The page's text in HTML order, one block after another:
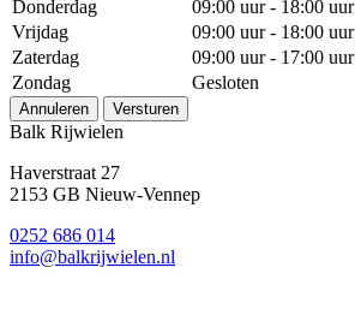
Donderdag
09:00 uur - 18:00 uur
Vrijdag
09:00 uur - 18:00 uur
Zaterdag
09:00 uur - 17:00 uur
Zondag
Gesloten
Annuleren Versturen
Balk Rijwielen
Haverstraat 27
2153 GB Nieuw-Vennep
0252 686 014
info@balkrijwielen.nl